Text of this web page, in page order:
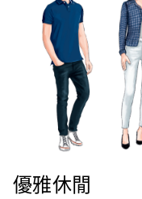
優雅休閒